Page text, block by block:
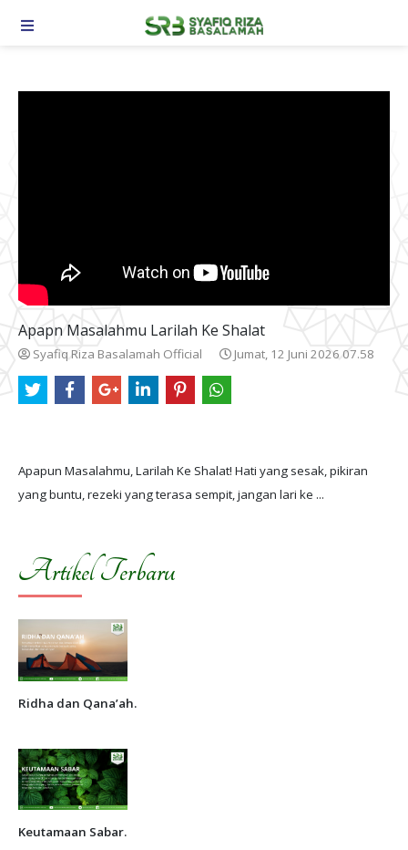
TOGGLE NAVIGATION
Apapn Masalahmu Larilah Ke Shalat
Syafiq Riza Basalamah Official Jumat, 12 Juni 2026 07.58
Apapun Masalahmu, Larilah Ke Shalat! Hati yang sesak, pikiran
Artikel Terbaru
Ridha dan Qana’ah.
Keutamaan Sabar.